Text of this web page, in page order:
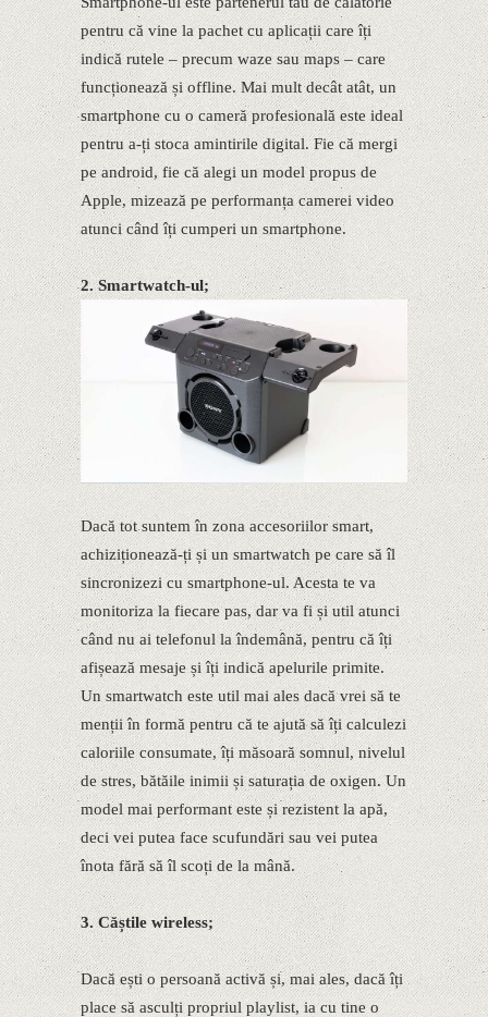
pentru că vine la pachet cu aplicații care îți
indică rutele – precum waze sau maps – care
funcționează și offline. Mai mult decât atât, un
smartphone cu o cameră profesională este ideal
pentru a-ți stoca amintirile digital. Fie că mergi
pe android, fie că alegi un model propus de
Apple, mizează pe performanța camerei video
atunci când îți cumperi un smartphone.
2. Smartwatch-ul;
Dacă tot suntem în zona accesoriilor smart,
achiziționează-ți și un smartwatch pe care să îl
sincronizezi cu smartphone-ul. Acesta te va
monitoriza la fiecare pas, dar va fi și util atunci
când nu ai telefonul la îndemână, pentru că îți
afișează mesaje și îți indică apelurile primite.
Un smartwatch este util mai ales dacă vrei să te
menții în formă pentru că te ajută să îți calculezi
caloriile consumate, îți măsoară somnul, nivelul
de stres, bătăile inimii și saturația de oxigen. Un
model mai performant este și rezistent la apă,
deci vei putea face scufundări sau vei putea
înota fără să îl scoți de la mână.
3. Căștile wireless;
Dacă ești o persoană activă și, mai ales, dacă îți
place să asculți propriul playlist, ia cu tine o